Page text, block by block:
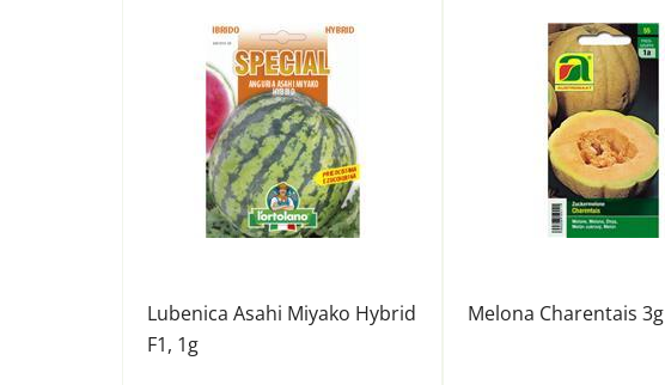
Lubenica Asahi Miyako Hybrid
F1, 1g
Melona Charentais 3g